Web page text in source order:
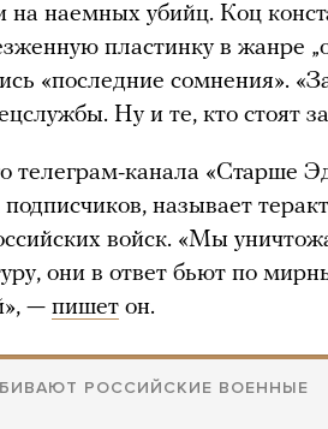
наемных убийц. Коц
пластинку в жанре
«последние сомнения».
Ну и те, кто стоят
телеграм-канала «Старше
называет
войск. «Мы
они в ответ бьют по
— пишет он.
РОССИЙСКИЕ ВОЕННЫЕ